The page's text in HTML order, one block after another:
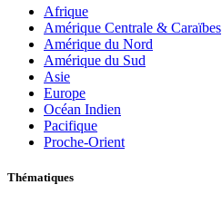
Afrique
Amérique Centrale & Caraïbes
Amérique du Nord
Amérique du Sud
Asie
Europe
Océan Indien
Pacifique
Proche-Orient
Thématiques